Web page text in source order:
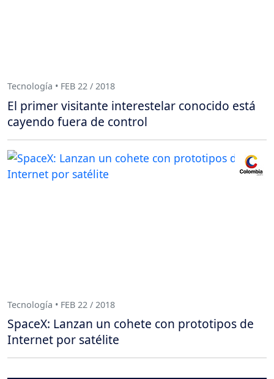
Tecnología • FEB 22 / 2018
El primer visitante interestelar conocido está
cayendo fuera de control
Tecnología • FEB 22 / 2018
SpaceX: Lanzan un cohete con prototipos de
Internet por satélite